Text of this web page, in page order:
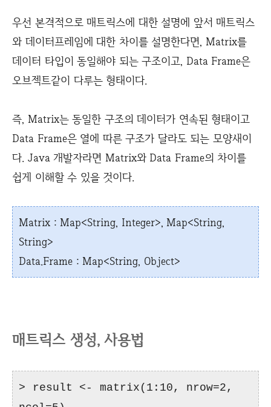
우선 본격적으로 매트릭스에 대한 설명에 앞서 매트릭스
와 데이터프레임에 대한 차이를 설명한다면, Matrix를
데이터 타입이 동일해야 되는 구조이고, Data Frame은
오브젝트같이 다루는 형태이다.
즉, Matrix는 동일한 구조의 데이터가 연속된 형태이고
Data Frame은 열에 따른 구조가 달라도 되는 모양새이
다. Java 개발자라면 Matrix와 Data Frame의 차이를
쉽게 이해할 수 있을 것이다.
Matrix : Map<String, Integer>, Map<String,
String>
Data.Frame : Map<String, Object>
매트릭스 생성, 사용법
> result <- matrix(1:10, nrow=2,